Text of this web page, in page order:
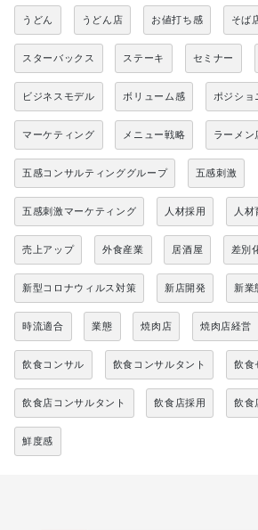
うどん うどん店 お値打ち感 そば
スターバックス ステーキ セミナー
ビジネスモデル ボリューム感 ポジショ
マーケティング メニュー戦略 ラーメン
五感コンサルティンググループ 五感刺激
五感刺激マーケティング 人材採用 人材
売上アップ 外食産業 居酒屋 差別
新型コロナウィルス対策 新店開発 新業
時流適合 業態 焼肉店 焼肉店経営
飲食コンサル 飲食コンサルタント 飲食
飲食店コンサルタント 飲食店採用 飲食
鮮度感